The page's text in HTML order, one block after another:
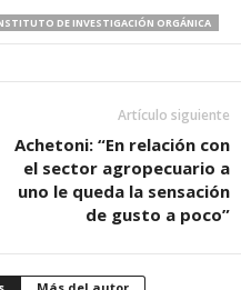
DE INVESTIGACIÓN ORGÁNICA
Artículo siguiente
Achetoni: “En relación con
el sector agropecuario a
uno le queda la sensación
de gusto a poco”